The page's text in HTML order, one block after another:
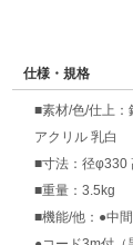
仕様・規格
■素材/色/仕上：
アクリル 乳白
■寸法：径φ330
■重量：3.5kg
■機能/他：●中